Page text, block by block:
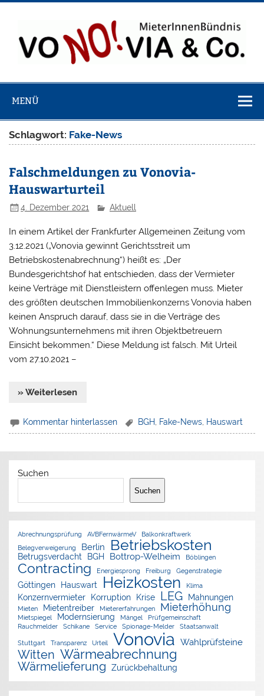
Zum
bei Vonovia, LEG, Velero, Brookfield usw.
MENÜ
Schlagwort: Fake-News
Falschmeldungen zu Vonovia-
Hauswarturteil
4. Dezember 2021 Aktuell
In einem Artikel der Frankfurter Allgemeinen Zeitung vom
3.12.2021 („Vonovia gewinnt Gerichtsstreit um
Betriebskostenabrechnung“) heißt es: „Der
Bundesgerichtshof hat entschieden, dass der Vermieter
keine Verträge mit Dienstleistern offenlegen muss. Mieter
des größten deutschen Immobilienkonzerns Vonovia haben
keinen Anspruch darauf, dass sie in die Verträge des
Wohnungsunternehmens mit ihren Objektbetreuern
Einsicht bekommen.“ Diese Meldung ist falsch. Mit Urteil
vom 27.10.2021 –
» Weiterlesen
Kommentar hinterlassen BGH Fake-News Hauswart
Suchen
Suchen
Abrechnungsprüfung AVBFernwärmeV
Balkonkraftwerk
Belegverweigerung
Berlin Betriebskosten
Betrugsverdacht BGH Bottrop-Welheim Böblingen
Contracting Energiesprong Freiburg Gegenstrategie
Göttingen Hauswart Heizkosten Klima
Konzernvermieter Korruption Krise LEG Mahnungen
Mieten Mietentreiber Mietererfahrungen Mieterhöhung
Mietspiegel Modernsierung Mängel
Prüfgemeinschaft
Rauchmelder
Schikane Service Spionage-Melder Staatsanwalt
Stuttgart Transparenz Urteil Vonovia Wahlprüfsteine
Witten Wärmeabrechnung
Wärmelieferung Zurückbehaltung